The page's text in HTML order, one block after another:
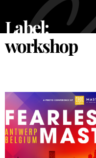
Label:
workshop